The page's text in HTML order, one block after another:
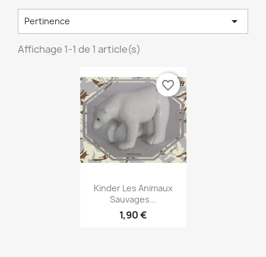
Pertinence 
Affichage 1-1 de 1 article(s)
Aperçu rapide
Kinder Les Animaux
Sauvages...
1,90 €
favorite_border